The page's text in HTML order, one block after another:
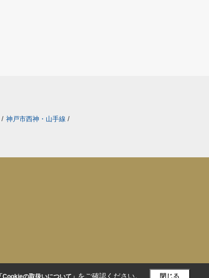
/ 神戸市西神・山手線 /
Cookieの取扱いについて」 をご確認ください。 閉じる